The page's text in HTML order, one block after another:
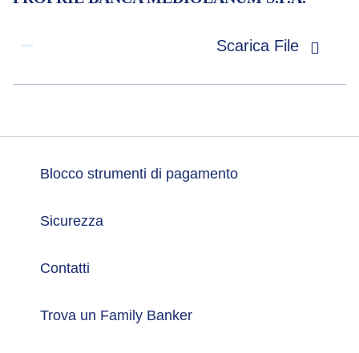
Scarica File
Blocco strumenti di pagamento
Sicurezza
Contatti
Trova un Family Banker